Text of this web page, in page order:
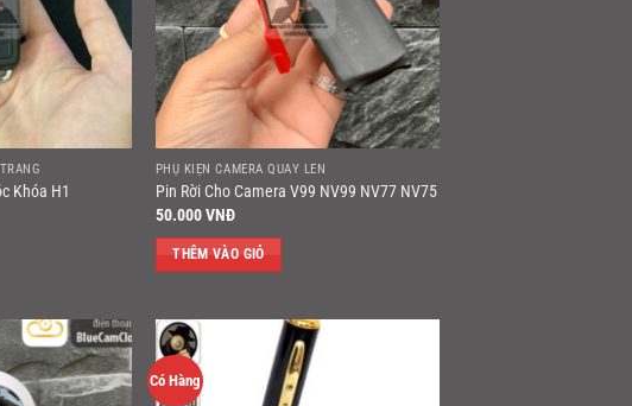
Khóa H1
PHỤ KIỆN CAMERA QUAY LÉN
Pin Rời Cho Camera V99 NV99 NV77 NV75
50.000VNĐ
THÊM VÀO GIỎ
Có Hàng